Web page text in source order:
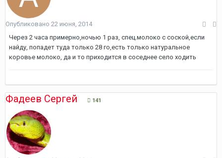
Опубликовано 22 июня, 2014
Через 2 часа примерно,ночью 1 раз, спец.молоко с соской,если
найду, попадет туда только 28 го,есть только натуральное
коровье молоко, да и то приходится в соседнее село ходить
Фадеев Сергей 141